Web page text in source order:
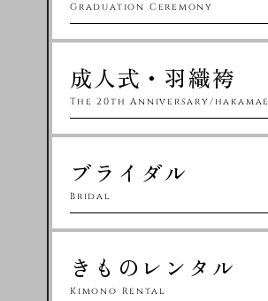
Graduation Ceremony
成人式・羽織袴
The 20th Anniversary/hakamae
ブライダル
Bridal
きものレンタル
Kimono Rental